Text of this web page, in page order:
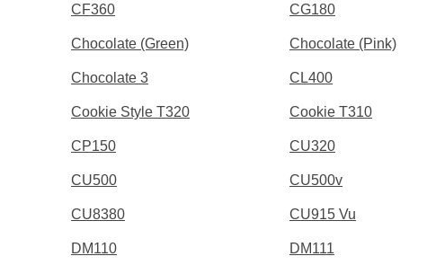
CF360 CG180
Chocolate (Green) Chocolate (Pink)
Chocolate 3 CL400
Cookie Style T320 Cookie T310
CP150 CU320
CU500 CU500v
CU8380 CU915 Vu
DM110 DM111